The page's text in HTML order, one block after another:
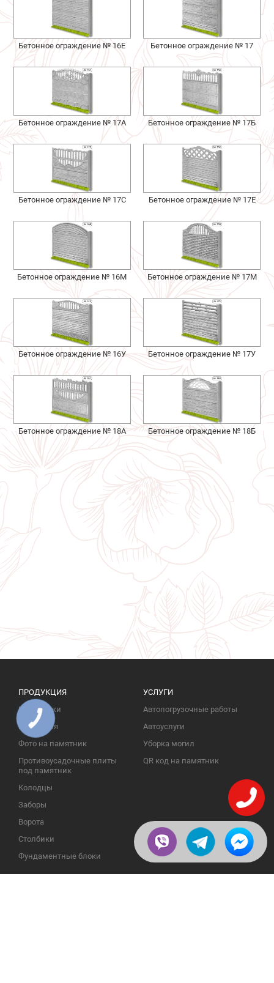
Бетонное ограждение № 16Е Бетонное ограждение № 17
Бетонное ограждение № 17А Бетонное ограждение № 17Б
Бетонное ограждение № 17С Бетонное ограждение № 17Е
Бетонное ограждение № 16М Бетонное ограждение № 17М
Бетонное ограждение № 16У Бетонное ограждение № 17У
Бетонное ограждение № 18А Бетонное ограждение № 18Б
ПРОДУКЦИЯ
Памятники
Надгробия
Фото на памятник
Противоусадочные плиты
под памятник
Колодцы
Заборы
Ворота
Столбики
Фундаментные блоки
УСЛУГИ
Автопогрузочные работы
Автоуслуги
Уборка могил
QR код на памятник
КНОПКА
ЗВ'ЯЗКУ